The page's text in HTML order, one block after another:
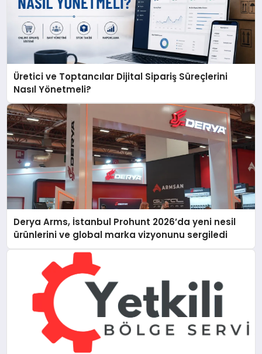
Üretici ve Toptancılar Dijital Sipariş Süreçlerini
Nasıl Yönetmeli?
Derya Arms, İstanbul Prohunt 2026’da yeni nesil
ürünlerini ve global marka vizyonunu sergiledi